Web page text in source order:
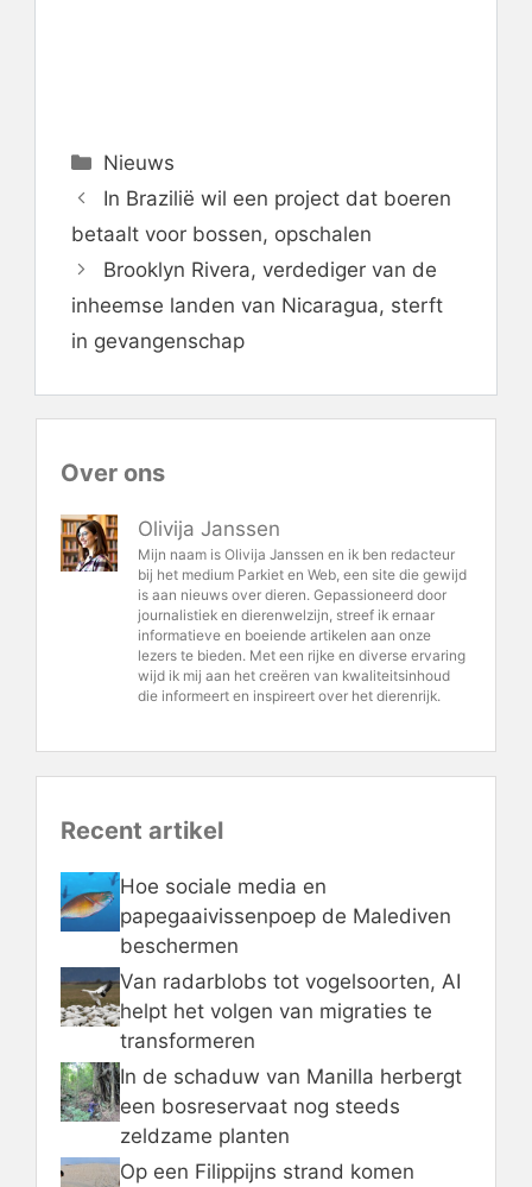
Categorieën
Nieuws
In Brazilië wil een project dat boeren
betaalt voor bossen, opschalen
Brooklyn Rivera, verdediger van de
inheemse landen van Nicaragua, sterft
in gevangenschap
Over ons
Olivija Janssen
Mijn naam is Olivija Janssen en ik ben redacteur
bij het medium Parkiet en Web, een site die gewijd
is aan nieuws over dieren. Gepassioneerd door
journalistiek en dierenwelzijn, streef ik ernaar
informatieve en boeiende artikelen aan onze
lezers te bieden. Met een rijke en diverse ervaring
wijd ik mij aan het creëren van kwaliteitsinhoud
die informeert en inspireert over het dierenrijk.
Recent artikel
Hoe sociale media en
papegaaivissenpoep de Malediven
beschermen
Van radarblobs tot vogelsoorten, AI
helpt het volgen van migraties te
transformeren
In de schaduw van Manilla herbergt
een bosreservaat nog steeds
zeldzame planten
Op een Filippijns strand komen